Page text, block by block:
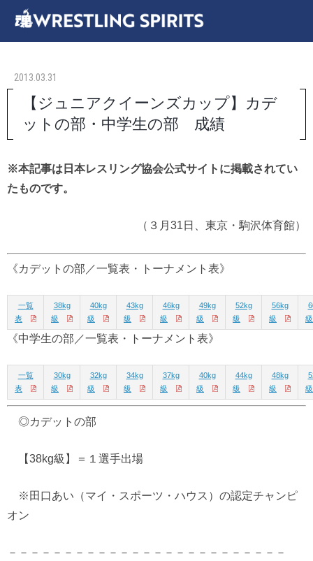
2013.03.31
【ジュニアクイーンズカップ】カデ
ットの部・中学生の部 成績
※本記事は日本レスリング協会公式サイトに掲載されてい
たものです。
（３月31日、東京・駒沢体育館）
《カデットの部／一覧表・トーナメント表》
一覧
表
38kg
級
40kg
級
43kg
級
46kg
級
49kg
級
52kg
級
56kg
級
級
《中学生の部／一覧表・トーナメント表》
一覧
表
30kg
級
32kg
級
34kg
級
37kg
級
40kg
級
44kg
級
48kg
級
級
◎カデットの部
【38kg級】＝１選手出場
※田口あい（マイ・スポーツ・ハウス）の認定チャンピ
オン
－－－－－－－－－－－－－－－－－－－－－－－－－